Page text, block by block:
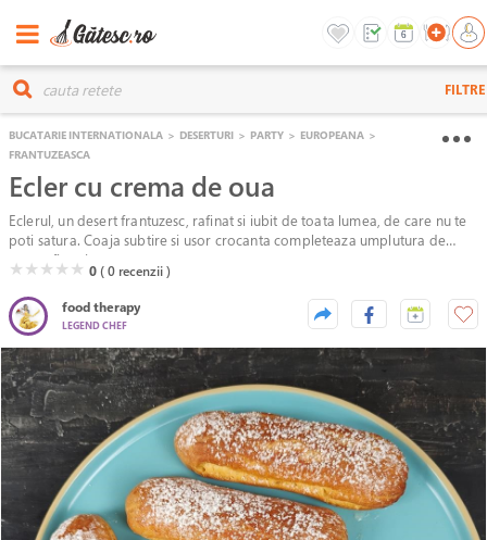
FILTRE
BUCATARIE INTERNATIONALA > DESERTURI > PARTY > EUROPEANA >
FRANTUZEASCA
Ecler cu crema de oua
Eclerul, un desert frantuzesc, rafinat si iubit de toata lumea, de care nu te
poti satura. Coaja subtire si usor crocanta completeaza umplutura de
crema fina si matasoasa.
( )
★( )
★( )
★( )
★( )
★ 0( 0 recenzii )
food therapy
LEGEND CHEF